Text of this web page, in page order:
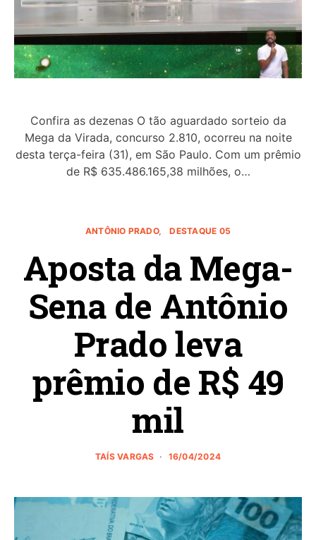
Confira as dezenas O tão aguardado sorteio da
Mega da Virada, concurso 2.810, ocorreu na noite
desta terça-feira (31), em São Paulo. Com um prêmio
de R$ 635.486.165,38 milhões, o…
ANTÔNIO PRADO DESTAQUE 05
Aposta da Mega-
Sena de Antônio
Prado leva
prêmio de R$ 49
mil
TAÍS VARGAS 16/04/2024